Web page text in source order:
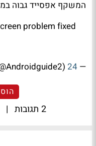
המשקף אפסייד גבוה
problem fixed
— Android guide (@Androidguide2) 24 באפריל 2017
2 תגובות |